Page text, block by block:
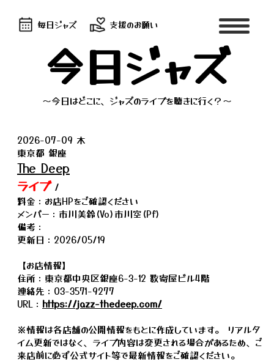
毎日ジャズ 支援のお願い
今日ジャズ
～今日はどこに、ジャズのライブを聴きに行く？～
2026-07-09 木
東京都 銀座
The Deep
ライブ/
料金：お店HPをご確認ください
メンバー：市川美鈴(Vo)市川空(Pf)
備考：
更新日：2026/05/19
【お店情報】
住所：東京都中央区銀座6-3-12 数寄屋ビル4階
連絡先：03-3571-9277
URL： https://jazz-thedeep.com/
※情報は各店舗の公開情報をもとに作成しています。 リアルタ
イム更新ではなく、ライブ内容は変更される場合があるため、ご
来店前に必ず公式サイト等で最新情報をご確認ください。